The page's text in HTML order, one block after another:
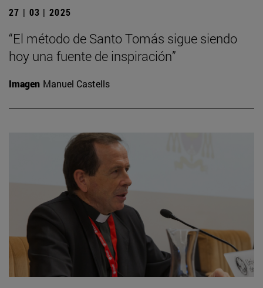
27 | 03 | 2025
“El método de Santo Tomás sigue siendo
hoy una fuente de inspiración”
Imagen Manuel Castells